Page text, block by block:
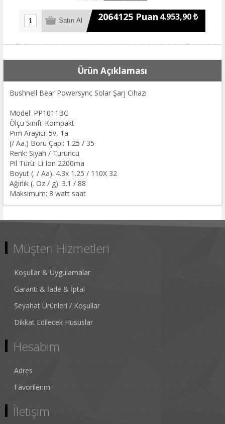
2064125 Puan 4.953,90 ₺
Ürün Açıklaması
Bushnell Bear Powersync Solar Şarj Cihazı
Model: PP1011BG
Ölçü Sınıfı: Kompakt
Pim Arayıcı: 5v, 1a
(/ Aa.) Boru Çapı: 1.25 / 35
Renk: Siyah / Turuncu
Pil Türü: Li Ion 2200ma
Boyut (. / Aa): 4.3x 1.25 / 110X 32
Ağırlık (. Oz / g): 3.1 / 88
Maksimum: 8 watt saat
Müşteri Hizmetleri
Koşullar & Uygulamalar
Garanti & İade & İptal
Seyahat Ürünleri / Koşullar
Dikkat Edilecek Hususlar
Hesabım
Adres
Favorilerim
İletişim